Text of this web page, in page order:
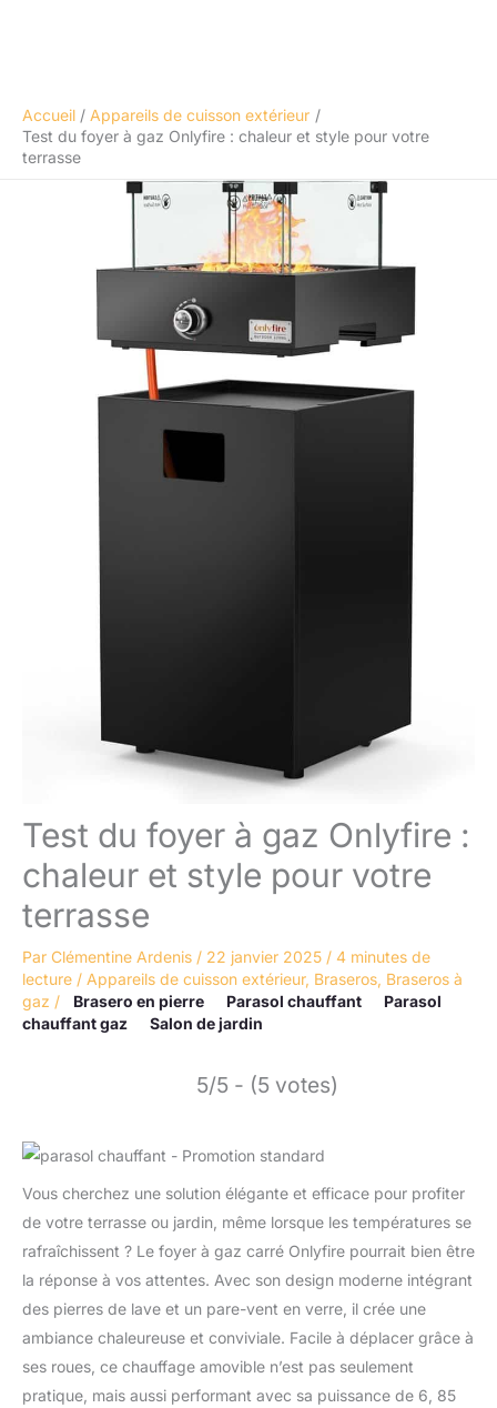
Accueil
Appareils de cuisson extérieur
Test du foyer à gaz Onlyfire : chaleur et style pour votre
terrasse
Test du foyer à gaz Onlyfire :
chaleur et style pour votre
terrasse
Par Clémentine Ardenis / 22 janvier 2025 / 4 minutes de
lecture / Appareils de cuisson extérieur, Braseros, Braseros à
gaz / Brasero en pierre Parasol chauffant
Parasol
chauffant gaz
Salon de jardin
5/5 - (5 votes)
Vous cherchez une solution élégante et efficace pour profiter
de votre terrasse ou jardin, même lorsque les températures se
rafraîchissent ? Le foyer à gaz carré Onlyfire pourrait bien être
la réponse à vos attentes. Avec son design moderne intégrant
des pierres de lave et un pare-vent en verre, il crée une
ambiance chaleureuse et conviviale. Facile à déplacer grâce à
ses roues, ce chauffage amovible n’est pas seulement
pratique, mais aussi performant avec sa puissance de 6, 85